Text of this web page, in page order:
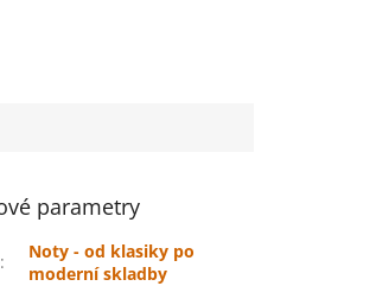
parametry
:
Noty - od klasiky po
moderní skladby